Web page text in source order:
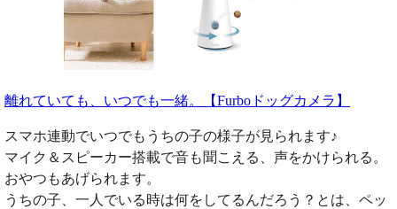
離れていても、いつでも一緒。【Furboドッグカメラ】
スマホ連動でいつでもうちの子の様子が見られます♪
マイク＆スピーカー搭載で音も聞こえる、声をかけられる。
おやつもあげられます。
うちの子、一人でいる時は何をしてるんだろう？とは、ペッ